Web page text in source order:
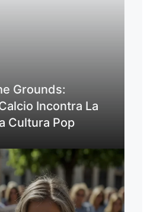
Grounds:
Incontra La
Cultura Pop